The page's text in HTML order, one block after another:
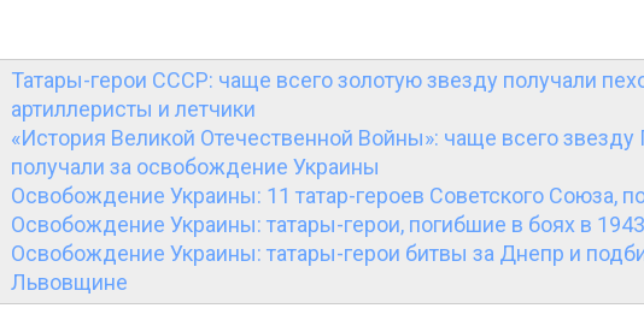
Татары-герои СССР: чаще всего золотую звезду получали
артиллеристы и летчики
«История Великой Отечественной Войны»: чаще всего звезду
получали за освобождение Украины
Освобождение Украины: 11 татар-героев Советского Союза,
Освобождение Украины: татары-герои, погибшие в боях в
Освобождение Украины: татары-герои битвы за Днепр и
Львовщине